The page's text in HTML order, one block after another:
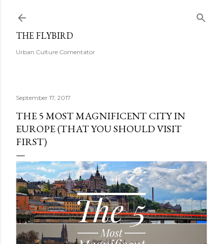
THE FLYBIRD
Urban Culture Comentator
September 17, 2017
THE 5 MOST MAGNIFICENT CITY IN
EUROPE (THAT YOU SHOULD VISIT
FIRST)